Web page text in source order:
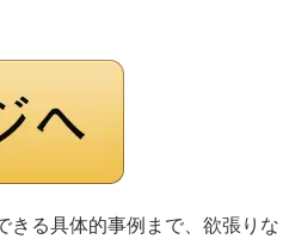
きる具体的事例まで、欲張りな